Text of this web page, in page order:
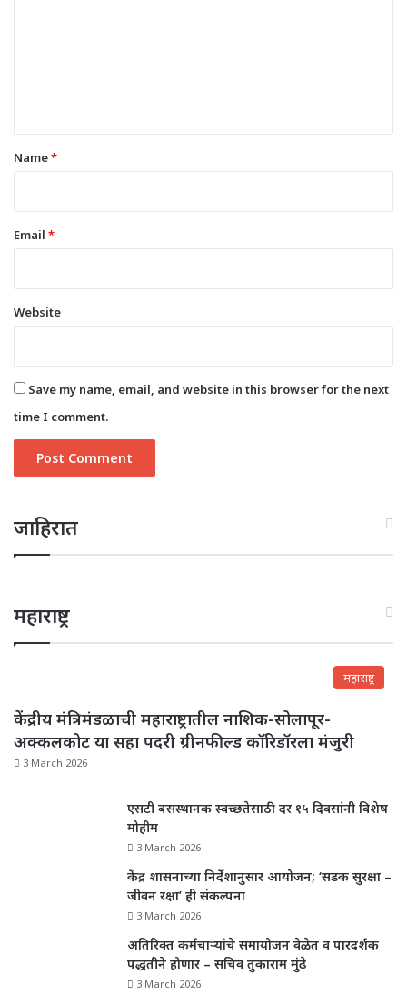
*Name*
Email *
Website
Save my name, email, and website in this browser for the next
time I comment.
जाहिरात
महाराष्ट्र
महाराष्ट्र
केंद्रीय मंत्रिमंडळाची महाराष्ट्रातील नाशिक-सोलापूर-
अक्कलकोट या सहा पदरी ग्रीनफील्ड कॉरिडॉरला मंजुरी
3 March 2026
एसटी बसस्थानक स्वच्छतेसाठी दर १५ दिवसांनी विशेष
मोहीम
3 March 2026
केंद्र शासनाच्या निर्देशानुसार आयोजन; ‘सडक सुरक्षा –
जीवन रक्षा’ ही संकल्पना
3 March 2026
अतिरिक्त कर्मचाऱ्यांचे समायोजन वेळेत व पारदर्शक
पद्धतीने होणार – सचिव तुकाराम मुंढे
3 March 2026